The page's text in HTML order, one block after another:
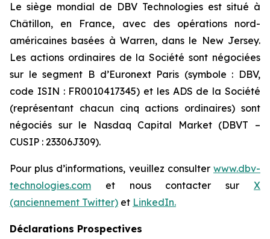
Le siège mondial de DBV Technologies est situé à
Châtillon, en France, avec des opérations nord-
américaines basées à Warren, dans le New Jersey.
Les actions ordinaires de la Société sont négociées
sur le segment B d’Euronext Paris (symbole : DBV,
code ISIN : FR0010417345) et les ADS de la Société
(représentant chacun cinq actions ordinaires) sont
négociés sur le Nasdaq Capital Market (DBVT –
CUSIP : 23306J309).
Pour plus d’informations, veuillez consulter www.dbv-
technologies.com et nous contacter sur X
(anciennement Twitter) et LinkedIn.
Déclarations Prospectives